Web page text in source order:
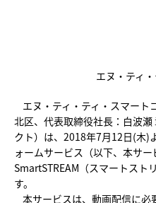
エヌ・ティ
エヌ・ティ・ティ・スマート
北区、代表取締役社長：白波
クト）は、2018年7月12日(木)
ォームサービス（以下、本サー
SmartSTREAM（スマートスト
す。
本サービスは、動画配信に必